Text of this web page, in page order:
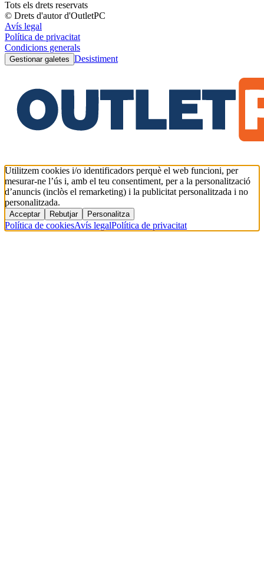
Tots els drets reservats
© Drets d'autor d'OutletPC
Avís legal
Política de privacitat
Condicions generals
Gestionar galetes Desistiment
Utilitzem cookies i/o identificadors perquè el web funcioni, per
mesurar-ne l’ús i, amb el teu consentiment, per a la personalització
d’anuncis (inclòs el remarketing) i la publicitat personalitzada i no
personalitzada.
Acceptar Rebutjar Personalitza
Política de cookiesAvís legalPolítica de privacitat